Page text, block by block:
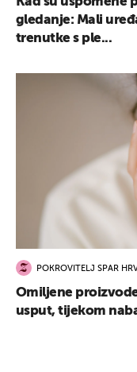
gledanje: Mali
trenutke s ple...
POKROVITELJ SPAR
Omiljene
usput, tijekom